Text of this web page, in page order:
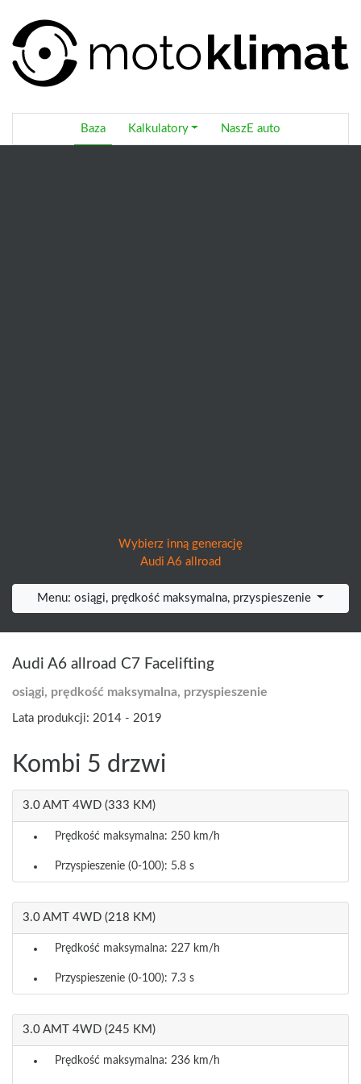
Baza Kalkulatory NaszE auto
Wybierz inną generację
Audi A6 allroad
Menu: osiągi, prędkość maksymalna, przyspieszenie
Audi A6 allroad C7 Facelifting
osiągi, prędkość maksymalna, przyspieszenie
Lata produkcji: 2014 - 2019
Kombi 5 drzwi
3.0 AMT 4WD (333 KM)
Prędkość maksymalna: 250 km/h
Przyspieszenie (0-100): 5.8 s
3.0 AMT 4WD (218 KM)
Prędkość maksymalna: 227 km/h
Przyspieszenie (0-100): 7.3 s
3.0 AMT 4WD (245 KM)
Prędkość maksymalna: 236 km/h